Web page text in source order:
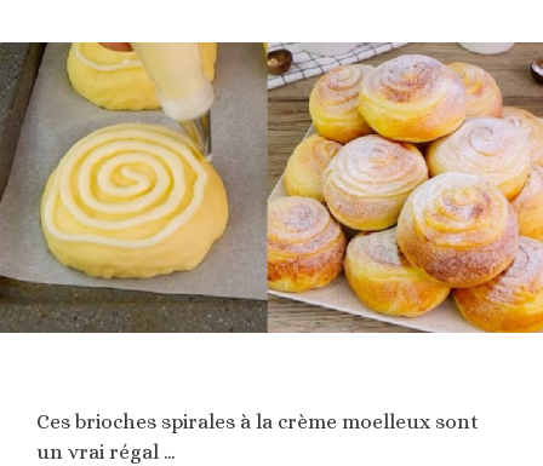
Ces brioches spirales à la crème moelleux sont
un vrai régal …